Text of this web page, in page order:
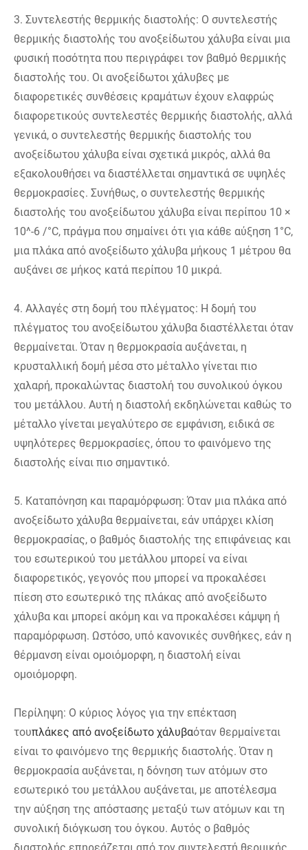
3. Συντελεστής θερμικής διαστολής: Ο συντελεστής
θερμικής διαστολής του ανοξείδωτου χάλυβα είναι μια
φυσική ποσότητα που περιγράφει τον βαθμό θερμικής
διαστολής του. Οι ανοξείδωτοι χάλυβες με
διαφορετικές συνθέσεις κραμάτων έχουν ελαφρώς
διαφορετικούς συντελεστές θερμικής διαστολής, αλλά
γενικά, ο συντελεστής θερμικής διαστολής του
ανοξείδωτου χάλυβα είναι σχετικά μικρός, αλλά θα
εξακολουθήσει να διαστέλλεται σημαντικά σε υψηλές
θερμοκρασίες. Συνήθως, ο συντελεστής θερμικής
διαστολής του ανοξείδωτου χάλυβα είναι περίπου 10 ×
10^-6 /°C, πράγμα που σημαίνει ότι για κάθε αύξηση 1°C,
μια πλάκα από ανοξείδωτο χάλυβα μήκους 1 μέτρου θα
αυξάνει σε μήκος κατά περίπου 10 μικρά.
4. Αλλαγές στη δομή του πλέγματος: Η δομή του
πλέγματος του ανοξείδωτου χάλυβα διαστέλλεται όταν
θερμαίνεται. Όταν η θερμοκρασία αυξάνεται, η
κρυσταλλική δομή μέσα στο μέταλλο γίνεται πιο
χαλαρή, προκαλώντας διαστολή του συνολικού όγκου
του μετάλλου. Αυτή η διαστολή εκδηλώνεται καθώς το
μέταλλο γίνεται μεγαλύτερο σε εμφάνιση, ειδικά σε
υψηλότερες θερμοκρασίες, όπου το φαινόμενο της
διαστολής είναι πιο σημαντικό.
5. Καταπόνηση και παραμόρφωση: Όταν μια πλάκα από
ανοξείδωτο χάλυβα θερμαίνεται, εάν υπάρχει κλίση
θερμοκρασίας, ο βαθμός διαστολής της επιφάνειας και
του εσωτερικού του μετάλλου μπορεί να είναι
διαφορετικός, γεγονός που μπορεί να προκαλέσει
πίεση στο εσωτερικό της πλάκας από ανοξείδωτο
χάλυβα και μπορεί ακόμη και να προκαλέσει κάμψη ή
παραμόρφωση. Ωστόσο, υπό κανονικές συνθήκες, εάν η
θέρμανση είναι ομοιόμορφη, η διαστολή είναι
ομοιόμορφη.
Περίληψη: Ο κύριος λόγος για την επέκταση
τουπλάκες από ανοξείδωτο χάλυβαόταν θερμαίνεται
είναι το φαινόμενο της θερμικής διαστολής. Όταν η
θερμοκρασία αυξάνεται, η δόνηση των ατόμων στο
εσωτερικό του μετάλλου αυξάνεται, με αποτέλεσμα
την αύξηση της απόστασης μεταξύ των ατόμων και τη
συνολική διόγκωση του όγκου. Αυτός ο βαθμός